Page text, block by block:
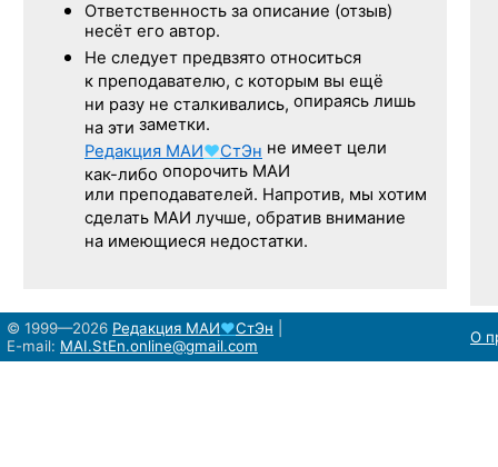
Ответственность за описание (отзыв)
несёт его автор.
Не следует предвзято относиться
к преподавателю, с которым вы ещё
ни разу не сталкивались, опираясь лишь
на эти заметки.
Редакция МАИ♥СтЭн не имеет цели
как-либо опорочить МАИ
или преподавателей. Напротив, мы хотим
сделать МАИ лучше, обратив внимание
на имеющиеся недостатки.
© 1999—2026 Редакция МАИ♥СтЭн
E-mail: MAI.StEn.online@gmail.com О